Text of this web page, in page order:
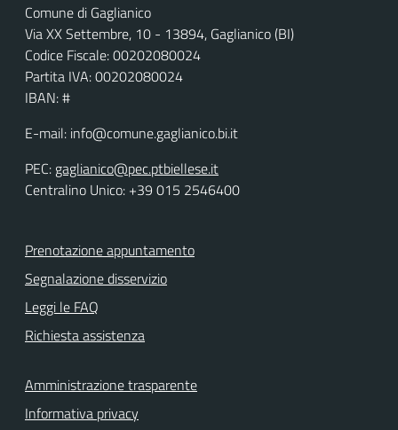
Comune di Gaglianico
Via XX Settembre, 10 - 13894, Gaglianico (BI)
Codice Fiscale: 00202080024
Partita IVA: 00202080024
IBAN: #
E-mail: info@comune.gaglianico.bi.it
PEC: gaglianico@pec.ptbiellese.it
Centralino Unico: +39 015 2546400
Prenotazione appuntamento
Segnalazione disservizio
Leggi le FAQ
Richiesta assistenza
Amministrazione trasparente
Informativa privacy